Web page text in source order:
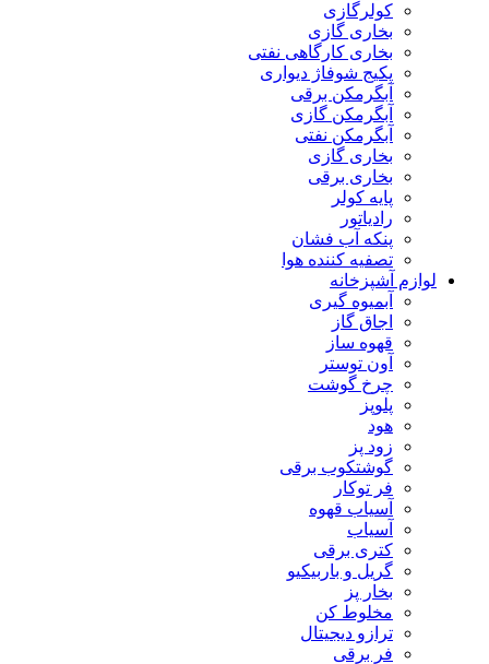
کولرگازی
بخاری گازی
بخاری کارگاهی نفتی
پکیج شوفاژ دیواری
آبگرمکن برقی
آبگرمکن گازی
آبگرمکن نفتی
بخاری گازی
بخاری برقی
پایه کولر
رادیاتور
پنکه آب فشان
تصفیه کننده هوا
لوازم آشپزخانه
آبمیوه گیری
اجاق گاز
قهوه ساز
آون توستر
چرخ گوشت
پلوپز
هود
زود پز
گوشتکوب برقی
فر توکار
آسیاب قهوه
آسیاب
کتری برقی
گریل و باربیکیو
بخار پز
مخلوط کن
ترازو دیجیتال
فر برقی